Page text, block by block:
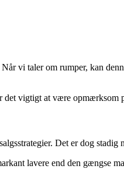
vi taler om rumper, kan
vigtigt at være
Det er dog
lavere end den gængse